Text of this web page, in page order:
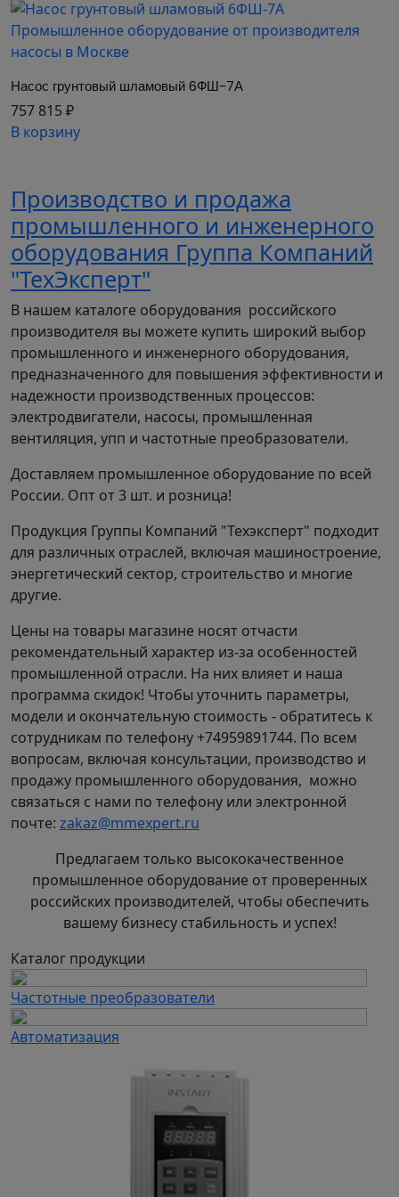
поджимают при помощи корпуса сальника. Для
охлаждения и смазки сальникового узла
предусмотрена подача чистой воды через
заказчика возможна установка на шламовом
насосе торцевого уплотнения.
регулировка торцевого зазора насоса с
помощью регулировачных винтов и
уплотнительного кольца.
Цена указанная на насос
шламовый 6Ш8б который можно
купить на это странице - указана
без двигателя. Уточните у
менеджеров ПК "Инсайт" и ООО
"ТехЭксперт" цену с двигателем,
если необходимо, при звонке.
Насос 6Ш8б – горизонтальный шламовый
одноступенчатый насос центробежного типа с
рабочим колесом одностороннего входа.
Применяется для перекачки:
Абразивных гидросмесей, а также продуктов
глиноземного и железорудного
производства с температурой от +5 до 55° с
max объемной концентрацией твердых
включений до 25%.
Сточных вод (бытовых и промышленных).
Промывочных растворов, в том числе
отработанных.
Благодаря высокой надежности насосы 6Ш8б
повсеместно используются в следующих сферах:
горнодобывающей;
нефтедобывающей;
строительной;
коммунальной.
Применять насосы следует для перекачивания
гидросмесей с максимальной крупностью
отдельных твердых включений до 20 мм.
Насосы типа 6Ш8б (6Ш8-2)- центробежные
горизонтальные одноступенчатые
консольные с осевым подводом гидросмеси к
рабочему колесу.
Материал деталей рабочей полости насосов:
рабочее колесо, корпус насоса, изготовлены из
стали 40ХЛ. Уплотнение вала насоса типа 6Ш8
(6Ш8-2) - мягкий сальник с подачей
Насосы типа 6Ш8б (6Ш8-2) и агрегаты
Насос грунтовый шламовый 6ФШ-7А
757 815 ₽
В корзину
Производство и продажа
промышленного и инженерного
оборудования Группа Компаний
"ТехЭксперт"
В нашем каталоге оборудования российского
производителя вы можете купить широкий выбор
промышленного и инженерного оборудования,
предназначенного для повышения эффективности и
надежности производственных процессов:
электродвигатели, насосы, промышленная
вентиляция, упп и частотные преобразователи.
Доставляем промышленное оборудование по всей
России. Опт от 3 шт. и розница!
Продукция Группы Компаний "Техэксперт" подходит
для различных отраслей, включая машиностроение,
энергетический сектор, строительство и многие
другие.
Цены на товары магазине носят отчасти
рекомендательный характер из-за особенностей
промышленной отрасли. На них влияет и наша
программа скидок! Чтобы уточнить параметры,
модели и окончательную стоимость - обратитесь к
сотрудникам по телефону +74959891744. По всем
вопросам, включая консультации, производство и
продажу промышленного оборудования, можно
связаться с нами по телефону или электронной
почте: zakaz@mmexpert.ru
Предлагаем только высококачественное
промышленное оборудование от проверенных
российских производителей, чтобы обеспечить
вашему бизнесу стабильность и успех!
Каталог продукции
Частотные преобразователи
Автоматизация